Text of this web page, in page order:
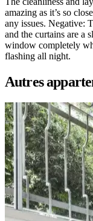
amazing as it’s so
any issues. Negative:
and the curtains are a
window completely
flashing all night.
Autres